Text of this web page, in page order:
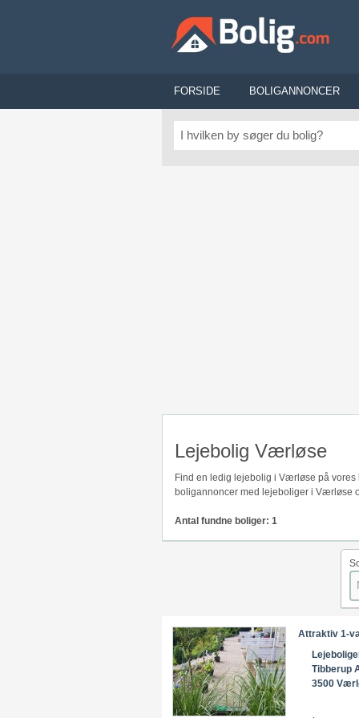
FORSIDE BOLIGANNONCER
Lejebolig Værløse
Find en ledig lejebolig i Værløse på
boligannoncer med lejeboliger i Værløse
Antal fundne boliger: 1
Attraktiv 1-
Tibberup
3500